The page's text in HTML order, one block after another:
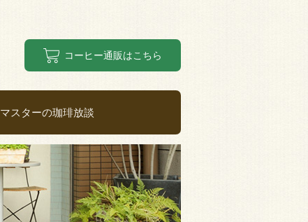
コーヒー通販はこちら
マスターの珈琲放談